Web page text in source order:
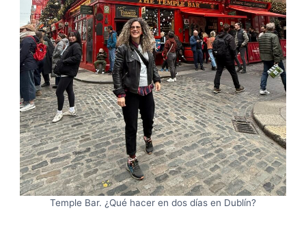
Temple Bar. ¿Qué hacer en dos días en Dublín?